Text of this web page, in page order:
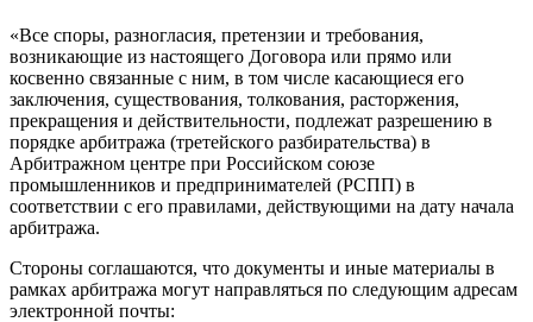
«Все споры, разногласия, претензии и требования,
возникающие из настоящего Договора или прямо или
косвенно связанные с ним, в том числе касающиеся его
заключения, существования, толкования, расторжения,
прекращения и действительности, подлежат разрешению в
порядке арбитража (третейского разбирательства) в
Арбитражном центре при Российском союзе
промышленников и предпринимателей (РСПП) в
соответствии с его правилами, действующими на дату начала
арбитража.
Стороны соглашаются, что документы и иные материалы в
рамках арбитража могут направляться по следующим адресам
электронной почты: